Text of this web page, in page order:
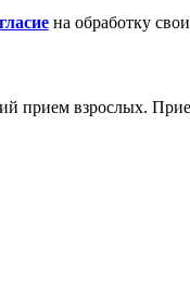
на обработку
прием взрослых.